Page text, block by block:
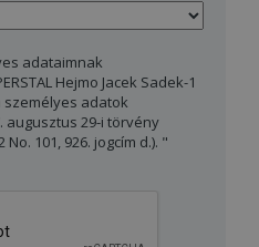
adataimnak
Hejmo Jacek Sadek-1
személyes adatok
augusztus 29-i törvény
101, 926. jogcím d.). "